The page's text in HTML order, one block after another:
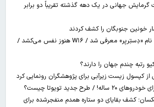
گرمایش جهانی در یک دهه گذشته تقریباً دو برابر
خونین جنوبگان را کشف کردند
بوگاتی سفارشی با نام «دِستِریِر» معرفی شد / W۱۶ هنوز نفس می‌کشد /
رتبه چندم جهان را دارند؟
از کپسول زیست زیرآبی برای پژوهشگران رونمایی کرد
/ طرح جدید تویوتا چیست؟
کشف بقایای دو ستاره همدم منفجرشده برای